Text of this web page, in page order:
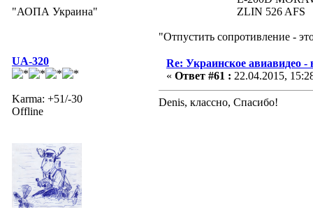
"АОПА Украина"
ZLIN 526 AFS
"Отпустить сопротивление -
UA-320
Karma: +51/-30
Offline
Re: Украинское авиавидео -
« Ответ #61 : 22.04.2015,
Denis, классно, Спасибо!